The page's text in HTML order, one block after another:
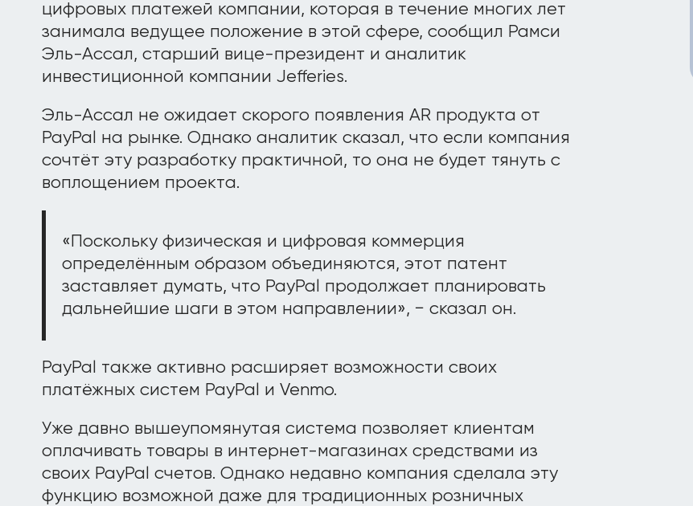
цифровых платежей компании, которая в течение многих лет
занимала ведущее положение в этой сфере, сообщил Рамси
Эль-Ассал, старший вице-президент и аналитик
инвестиционной компании Jefferies.
Эль-Ассал не ожидает скорого появления AR продукта от
PayPal на рынке. Однако аналитик сказал, что если компания
сочтёт эту разработку практичной, то она не будет тянуть с
воплощением проекта.
«Поскольку физическая и цифровая коммерция
определённым образом объединяются, этот патент
заставляет думать, что PayPal продолжает планировать
дальнейшие шаги в этом направлении», − сказал он.
PayPal также активно расширяет возможности своих
платёжных систем PayPal и Venmo.
Уже давно вышеупомянутая система позволяет клиентам
оплачивать товары в интернет-магазинах средствами из
своих PayPal счетов. Однако недавно компания сделала эту
функцию возможной даже для традиционных розничных